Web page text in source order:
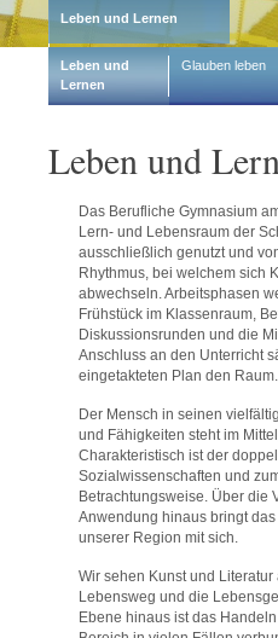
Leben und
Lernen
Leben und Lernen
Glauben leben
Leben und
Das Berufliche Gymnasium
Lern- und Lebensraum der
ausschließlich genutzt und
Rhythmus, bei welchem sich
abwechseln. Arbeitsphasen
Frühstück im Klassenraum,
Diskussionsrunden und die
Anschluss an den Unterricht
eingetakteten Plan den Raum.
Der Mensch in seinen
und Fähigkeiten steht im
Charakteristisch ist der
Sozialwissenschaften und
Betrachtungsweise. Über die
Anwendung hinaus bringt
unserer Region mit sich.
Wir sehen Kunst und
Lebensweg und die
Ebene hinaus ist das